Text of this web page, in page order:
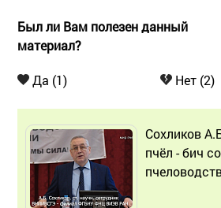
Был ли Вам полезен данный
материал?
Да (1) Нет (2)
Сохликов
пчёл - бич